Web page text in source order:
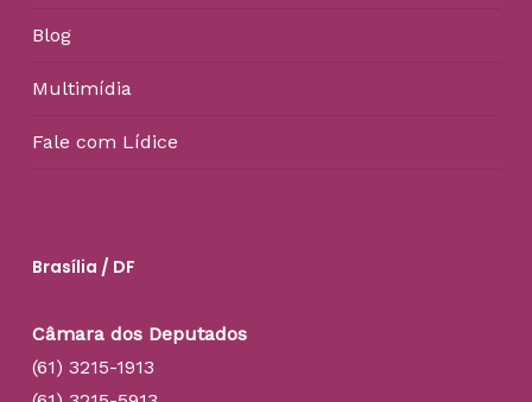
Blog
Multimídia
Fale com Lídice
Brasília / DF
Câmara dos Deputados
(61) 3215-1913